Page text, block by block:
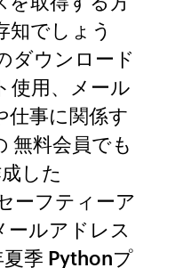
知でしょう
ダウンロード
使用、メール
仕事に関係す
無料会員でも
した
ーフティーア
ールアドレス
季 Pythonプ